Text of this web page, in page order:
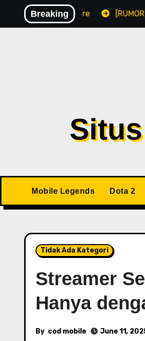
Breaking
Malware [RUMOR]
Mobile Legends Dota 2
Tidak Ada Kategori
Streamer
Hanya
By cod mobile June 11,